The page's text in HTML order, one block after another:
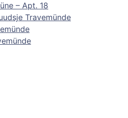
– Apt. 18
Travemünde